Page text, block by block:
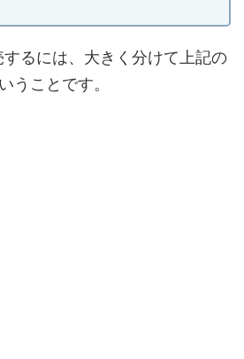
るには、大きく分けて上記の
うことです。